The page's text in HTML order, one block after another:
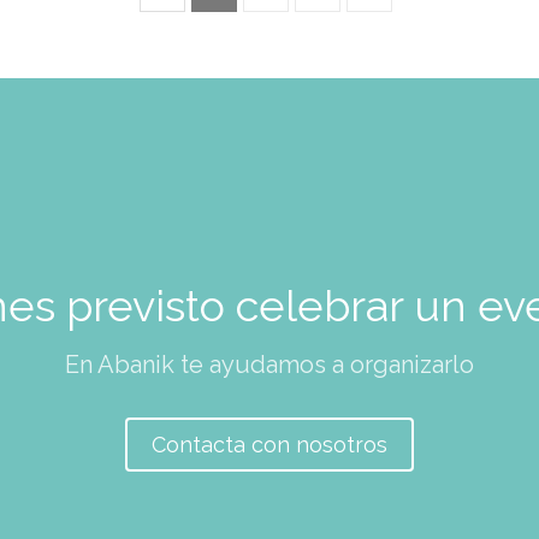
previsto celebrar un
En Abanik te ayudamos a organizarlo
Contacta con nosotros